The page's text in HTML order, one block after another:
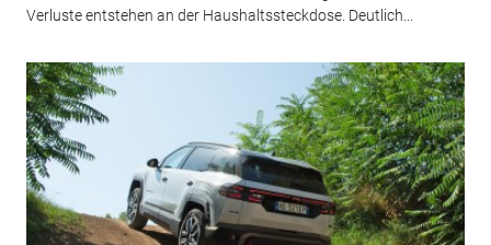
Verluste entstehen an der Haushaltssteckdose. Deutlich...